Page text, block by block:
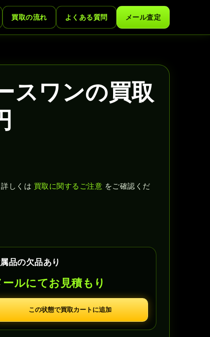
買取の流れ よくある質問 メール査定
スワンの買取
しくは 買取に関するご注意 をご確認くだ
品の欠品あり
ールにてお見積もり
この状態で買取カートに追加